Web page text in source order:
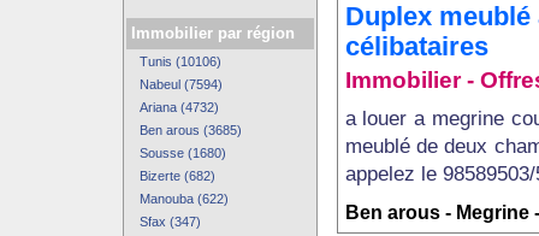
Immobilier par région
Tunis (10106)
Nabeul (7594)
Ariana (4732)
Ben arous (3685)
Sousse (1680)
Bizerte (682)
Manouba (622)
Sfax (347)
Duplex
célibataires
Immobilier -
a louer a megrine
meublé de deux
appelez le
Ben arous - Megrine